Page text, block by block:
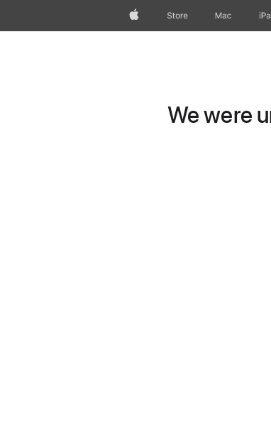
AppleStore Mac
We were